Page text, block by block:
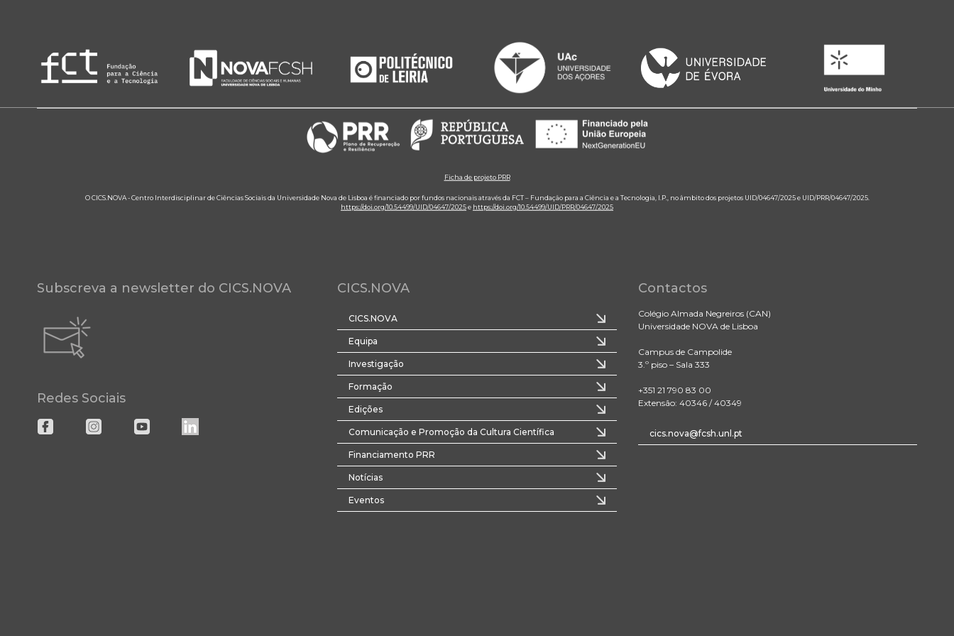
Ficha de projeto PRR
O CICS.NOVA - Centro Interdisciplinar de Ciências Sociais da Universidade Nova de Lisboa é financiado por fundos nacionais através da FCT – Fundação para a Ciência e a Tecnologia, I.P., no âmbito dos projetos UID/04647/2025 e UID/PRR/04647/2025.
https://doi.org/10.54499/UID/04647/2025e https://doi.org/10.54499/UID/PRR/04647/2025
Subscreva a newsletter do CICS.NOVA
Redes Sociais
CICS.NOVA
CICS.NOVA
Equipa
Investigação
Formação
Edições
Comunicação e Promoção da Cultura Científica
Financiamento PRR
Notícias
Eventos
Contactos
Colégio Almada Negreiros (CAN)
Universidade NOVA de Lisboa
Campus de Campolide
3.º piso – Sala 333
+351 21 790 83 00
Extensão: 40346 / 40349
cics.nova@fcsh.unl.pt